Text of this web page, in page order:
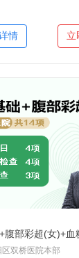
＋加入对比
情 立
部彩超(女)+血糖+肾
双桥医院本部